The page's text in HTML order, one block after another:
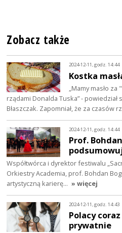
Zobacz także
2024-12-11, godz. 14:44
Kostka
„Mamy masło
rządami Donalda Tuska” -
Błaszczak. Zapomniał, że za czasów
2024-12-11, godz. 14:44
Prof.
Współtwórca i dyrektor festiwalu
Orkiestry Academia, prof. Bohdan
artystyczną karierę… » więcej
2024-12-11, godz. 14:43
Polacy
prywatnie